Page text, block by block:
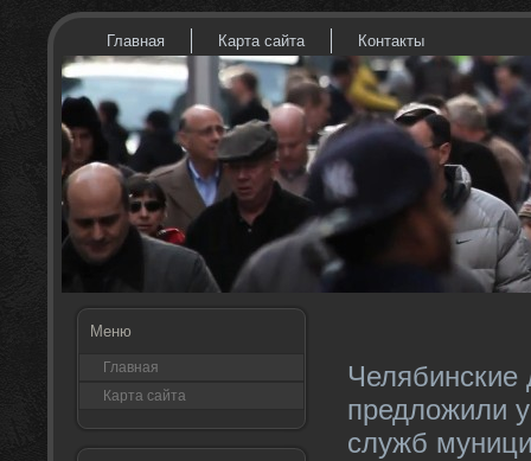
Главная Карта сайта Контакты
Меню
Главная
Карта сайта
Челябинские
предложили
служб